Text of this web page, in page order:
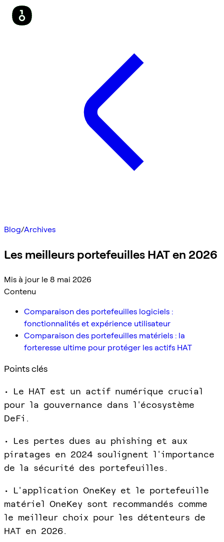
Blog/Archives
Les meilleurs portefeuilles HAT en 2026
Mis à jour le 8 mai 2026
Contenu
Comparaison des portefeuilles logiciels :
fonctionnalités et expérience utilisateur
Comparaison des portefeuilles matériels : la
forteresse ultime pour protéger les actifs HAT
Points clés
• Le HAT est un actif numérique crucial
pour la gouvernance dans l'écosystème
DeFi.
• Les pertes dues au phishing et aux
piratages en 2024 soulignent l'importance
de la sécurité des portefeuilles.
• L'application OneKey et le portefeuille
matériel OneKey sont recommandés comme
le meilleur choix pour les détenteurs de
HAT en 2026.